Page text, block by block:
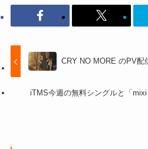
CRY NO MORE のPV配
iTMS今週の無料シングルと「mixi